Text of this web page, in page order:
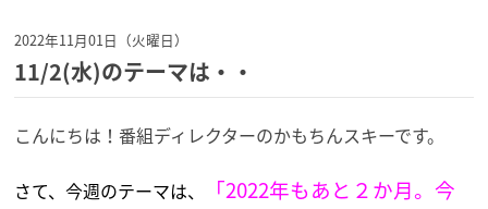
2022年11月01日（火曜日）
11/2(水)のテーマは・・
こんにちは！番組ディレクターのかもちんスキーです。
さて、今週のテーマは、
「2022年もあと２か月。今